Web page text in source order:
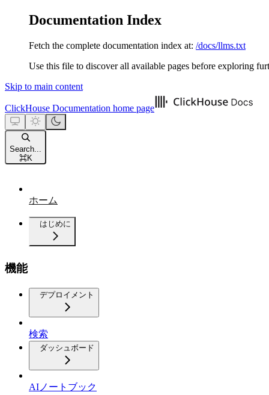
Documentation Index
Fetch the complete documentation index at: /docs/llms.txt
Use this file to discover all available pages before exploring
Skip to main content
ClickHouse Documentation home page
Search...
⌘K
ホーム
はじめに
機能
デプロイメント
検索
ダッシュボード
AIノートブック